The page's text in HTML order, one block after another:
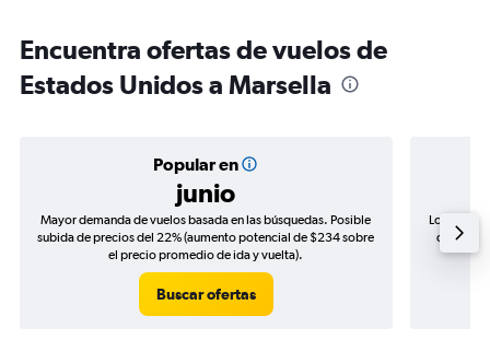
Encuentra ofertas de vuelos de
Estados Unidos a Marsella
Popular en
junio
Mayor demanda de vuelos basada en las búsquedas. Posible
subida de precios del 22% (aumento potencial de $234 sobre
el precio promedio de ida y vuelta).
Buscar ofertas
Los
de